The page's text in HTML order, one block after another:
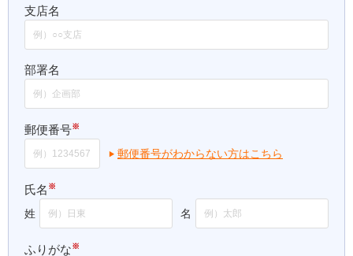
支店名
部署名
郵便番号※
郵便番号がわからない方はこちら
氏名 ※
姓 名
ふりがな※